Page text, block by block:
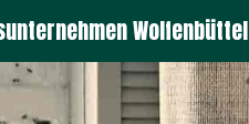
Wolfenbüttel